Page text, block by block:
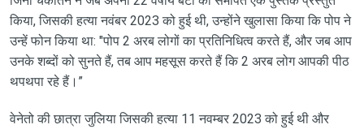
किया, जिसकी हत्या नवंबर 2023 को हुई थी, उन्होंने खुलासा किया कि पोप ने
उन्हें फोन किया था: "पोप 2 अरब लोगों का प्रतिनिधित्व करते हैं, और जब आप
उनके शब्दों को सुनते हैं, तब आप महसूस करते हैं कि 2 अरब लोग आपकी पीठ
थपथपा रहे हैं।”
वेनेतो की छात्रा जुलिया जिसकी हत्या 11 नवम्बर 2023 को हुई थी और